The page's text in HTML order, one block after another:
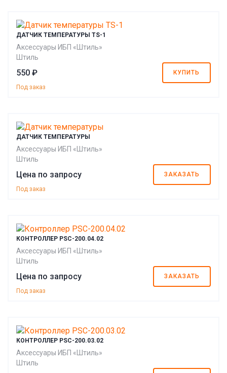
ДАТЧИК ТЕМПЕРАТУРЫ TS-1
Аксессуары ИБП «Штиль»
Штиль
550 ₽ КУПИТЬ
Под заказ
ДАТЧИК ТЕМПЕРАТУРЫ
Аксессуары ИБП «Штиль»
Штиль
Цена по запросу ЗАКАЗАТЬ
Под заказ
КОНТРОЛЛЕР PSC-200.04.02
Аксессуары ИБП «Штиль»
Штиль
Цена по запросу ЗАКАЗАТЬ
Под заказ
КОНТРОЛЛЕР PSC-200.03.02
Аксессуары ИБП «Штиль»
Штиль